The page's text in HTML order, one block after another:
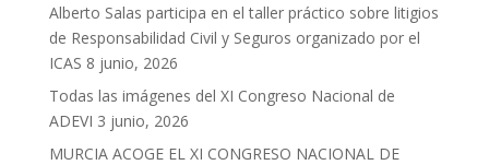
Alberto Salas participa en el taller práctico sobre litigios
de Responsabilidad Civil y Seguros organizado por el
ICAS 8 junio, 2026
Todas las imágenes del XI Congreso Nacional de
ADEVI 3 junio, 2026
MURCIA ACOGE EL XI CONGRESO NACIONAL DE